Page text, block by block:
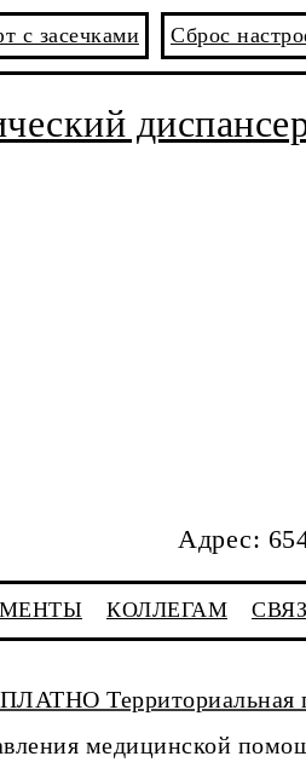
с засечками Сброс
Адрес:
КОЛЛЕГАМ
Территориальная
медицинской